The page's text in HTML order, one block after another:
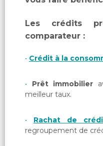
Les crédits
comparateur :
Crédit à la
Prêt immobilier
meilleur taux.
Rachat de
regroupement de